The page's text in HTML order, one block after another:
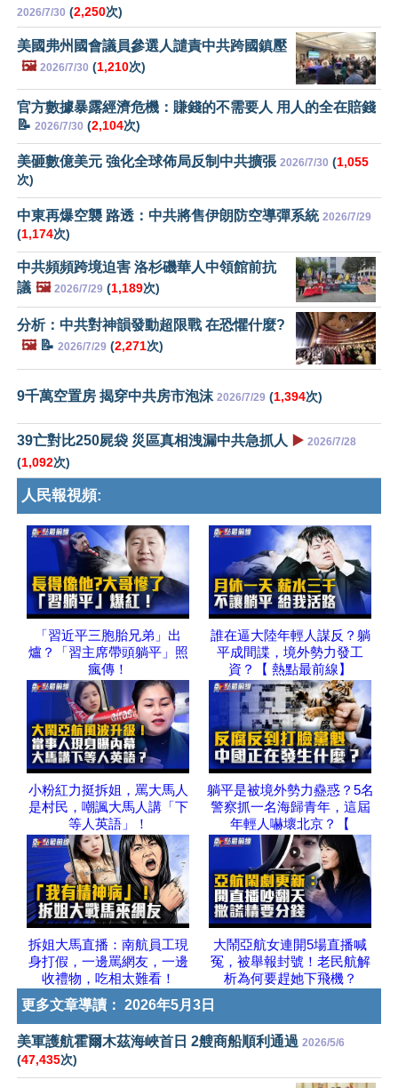
2026/7/30 (2,250次)
美國弗州國會議員參選人譴責中共跨國鎮壓
🖼️ 2026/7/30 (1,210次)
官方數據暴露經濟危機：賺錢的不需要人 用人的全在賠錢
📝 2026/7/30 (2,104次)
美砸數億美元 強化全球佈局反制中共擴張 2026/7/30 (1,055
次)
中東再爆空襲 路透：中共將售伊朗防空導彈系統 2026/7/29
(1,174次)
中共頻頻跨境迫害 洛杉磯華人中領館前抗
議 🖼️ 2026/7/29 (1,189次)
分析：中共對神韻發動超限戰 在恐懼什麼?
🖼️📝 2026/7/29 (2,271次)
9千萬空置房 揭穿中共房市泡沫 2026/7/29 (1,394次)
39亡對比250屍袋 災區真相洩漏中共急抓人 ▶️ 2026/7/28
(1,092次)
人民報視頻:
「習近平三胞胎兄弟」出
爐？「習主席帶頭躺平」照
瘋傳！
誰在逼大陸年輕人謀反？躺
平成間諜，境外勢力發工
資？【 熱點最前線】
小粉紅力挺拆姐，罵大馬人
是村民，嘲諷大馬人講「下
等人英語」！
躺平是被境外勢力蠱惑？5名
警察抓一名海歸青年，這屆
年輕人嚇壞北京？【
拆姐大馬直播：南航員工現
身打假，一邊罵網友，一邊
收禮物，吃相太難看！
大鬧亞航女連開5場直播喊
冤，被舉報封號！老民航解
析為何要趕她下飛機？
更多文章導讀： 2026年5月3日
美軍護航霍爾木茲海峽首日 2艘商船順利通過 2026/5/6
(47,435次)